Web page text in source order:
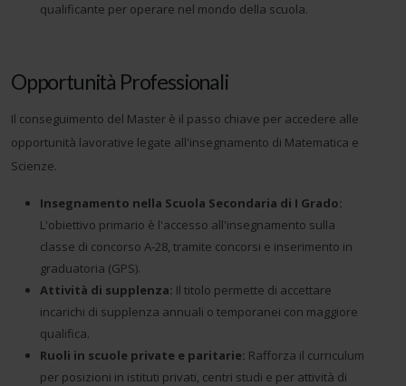
qualificante per operare nel mondo della scuola.
Opportunità Professionali
Il conseguimento del Master è il passo chiave per accedere alle
opportunità lavorative legate all'insegnamento di Matematica e
Scienze.
Insegnamento nella Scuola Secondaria di I Grado:
L'obiettivo primario è l'accesso all'insegnamento sulla
classe di concorso A-28, tramite concorsi e inserimento in
graduatoria (GPS).
Attività di supplenza: Il titolo permette di accettare
incarichi di supplenza annuali o temporanei con maggiore
qualifica.
Ruoli in scuole private e paritarie: Rafforza il curriculum
per posizioni in istituti privati, centri studi e per attività di